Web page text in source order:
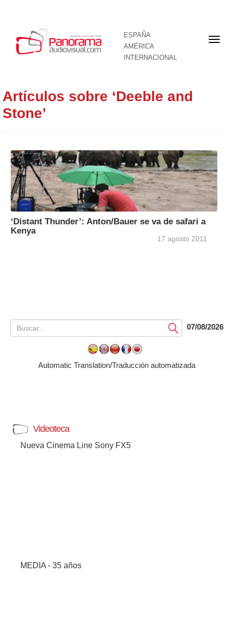
ESPAÑA
AMÉRICA
INTERNACIONAL
Artículos sobre ‘Deeble and
Stone’
‘Distant Thunder’: Anton/Bauer se va de safari a
Kenya
17 agosto 2011
Submit07/08/2026
Automatic Translation/Traducción automatizada
Videoteca
Nueva Cinema Line Sony FX5
MEDIA - 35 años